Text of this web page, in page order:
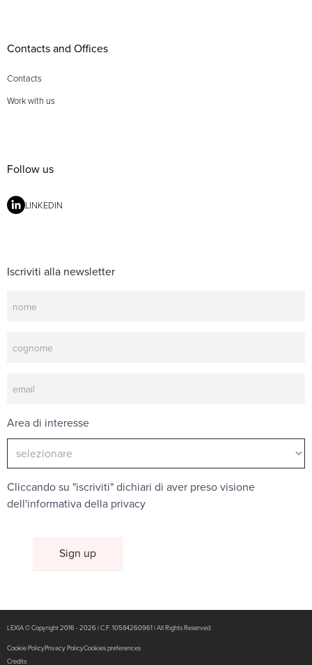
Contacts and Offices
Contacts
Work with us
Follow us
LINKEDIN
Iscriviti alla newsletter
Area di interesse
Cliccando su "iscriviti" dichiari di aver preso visione
dell'informativa della privacy
LEXIA © Copyright 2016 - 2026 | C.F. 10584260961 | All Rights Reserved.
Cookie PolicyPrivacy PolicyCookies preferences
Credits